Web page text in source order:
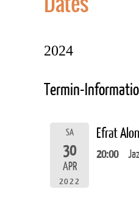
2024
Termin-
SA
30
APR
2022
Efrat
20:00